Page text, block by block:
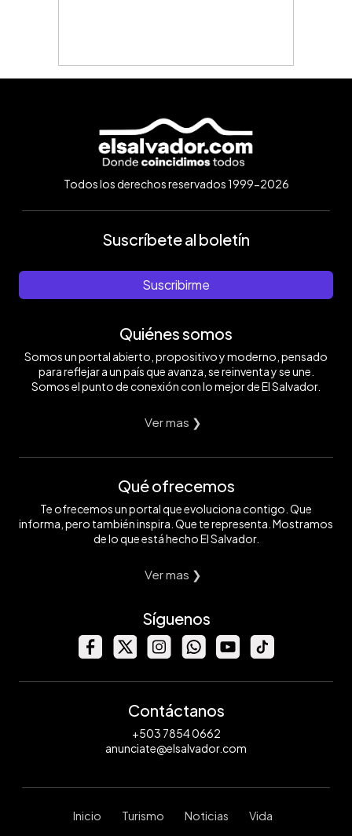
Todos los derechos reservados 1999-2026
Suscríbete al boletín
Suscribirme
Quiénes somos
Somos un portal abierto, propositivo y moderno, pensado
para reflejar a un país que avanza, se reinventa y se une.
Somos el punto de conexión con lo mejor de El Salvador.
Ver mas ❯
Qué ofrecemos
Te ofrecemos un portal que evoluciona contigo. Que
informa, pero también inspira. Que te representa. Mostramos
de lo que está hecho El Salvador.
Ver mas ❯
Síguenos
Contáctanos
+503 7854 0662
anunciate@elsalvador.com
Inicio Turismo Noticias Vida